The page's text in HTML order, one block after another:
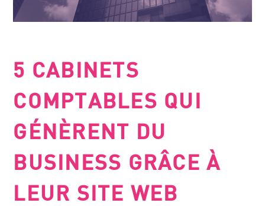
5 CABINETS
COMPTABLES QUI
GÉNÈRENT DU
BUSINESS GRÂCE À
LEUR SITE WEB